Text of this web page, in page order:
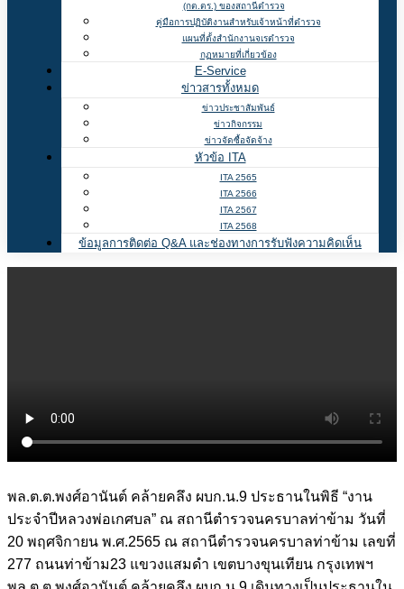
(กต.ตร.) ของสถานีตำรวจ
คู่มือการปฏิบัติงานสำหรับเจ้าหน้าที่ตำรวจ
แผนที่ตั้งสำนักงานจเรตำรวจ
กฏหมายที่เกี่ยวข้อง
E-Service
ข่าวสารทั้งหมด
ข่าวประชาสัมพันธ์
ข่าวกิจกรรม
ข่าวจัดซื้อจัดจ้าง
หัวข้อ ITA
ITA 2565
ITA 2566
ITA 2567
ITA 2568
ข้อมูลการติดต่อ Q&A และช่องทางการรับฟังความคิดเห็น
พล.ต.ต.พงศ์อานันต์ คล้ายคลึง ผบก.น.9 ประธานในพิธี “งาน
ประจำปีหลวงพ่อเกศบล” ณ สถานีตำรวจนครบาลท่าข้าม วันที่
20 พฤศจิกายน พ.ศ.2565 ณ สถานีตำรวจนครบาลท่าข้าม เลขที่
277 ถนนท่าข้าม23 แขวงแสมดำ เขตบางขุนเทียน กรุงเทพฯ